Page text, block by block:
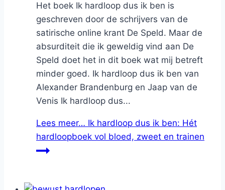
Het boek Ik hardloop dus ik ben is
geschreven door de schrijvers van de
satirische online krant De Speld. Maar de
absurditeit die ik geweldig vind aan De
Speld doet het in dit boek wat mij betreft
minder goed. Ik hardloop dus ik ben van
Alexander Brandenburg en Jaap van de
Venis Ik hardloop dus...
Lees meer… Ik hardloop dus ik ben: Hét
hardloopboek vol bloed, zweet en trainen